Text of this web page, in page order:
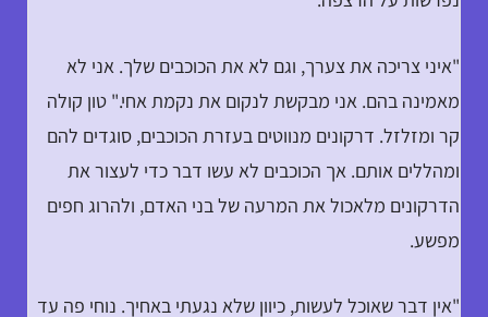
"איני צריכה את צערך, וגם לא את הכוכבים שלך. אני לא
מאמינה בהם. אני מבקשת לנקום את נקמת אחי." טון קולה
קר ומזלזל. דרקונים מנווטים בעזרת הכוכבים, סוגדים להם
ומהללים אותם. אך הכוכבים לא עשו דבר כדי לעצור את
הדרקונים מלאכול את המרעה של בני האדם, ולהרוג חפים
מפשע.
"אין דבר שאוכל לעשות, כיוון שלא נגעתי באחיך. נוחי פה עד